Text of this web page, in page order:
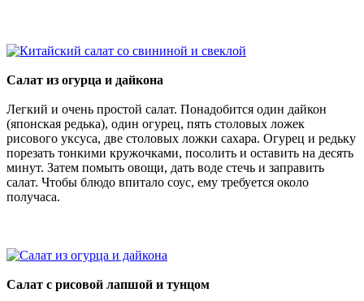
Салат из огурца и дайкона
Легкий и очень простой салат. Понадобится один дайкон
(японская редька), один огурец, пять столовых ложек
рисового уксуса, две столовых ложки сахара. Огурец и редьку
порезать тонкими кружочками, посолить и оставить на десять
минут. Затем помыть овощи, дать воде стечь и заправить
салат. Чтобы блюдо впитало соус, ему требуется около
получаса.
Салат с рисовой лапшой и тунцом